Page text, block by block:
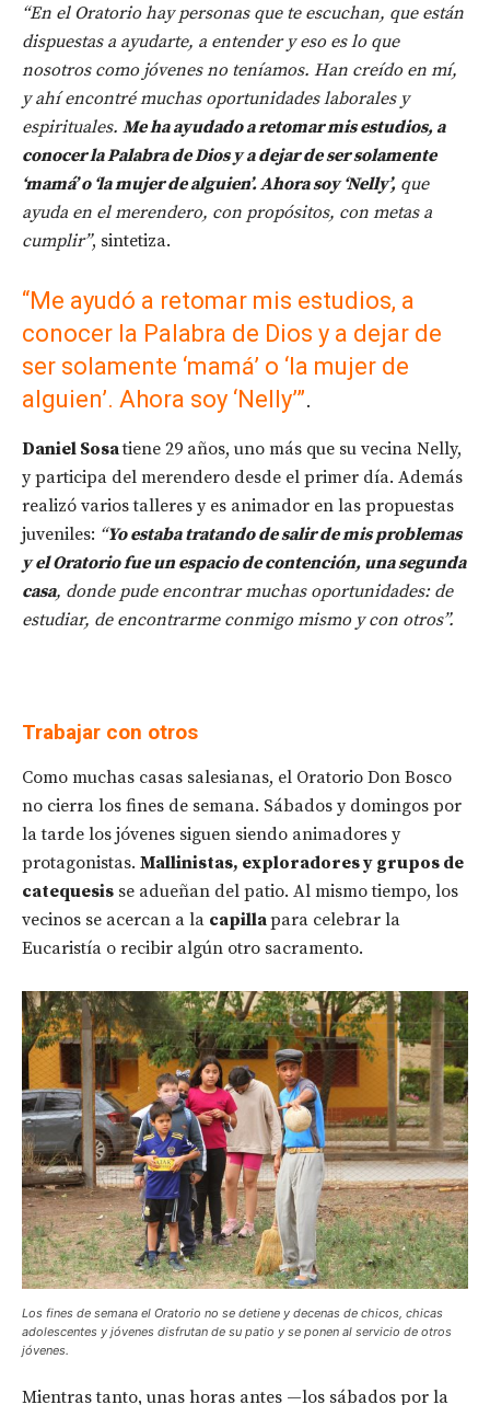
“En el Oratorio hay personas que te escuchan, que están
dispuestas a ayudarte, a entender y eso es lo que
nosotros como jóvenes no teníamos. Han creído en mí,
y ahí encontré muchas oportunidades laborales y
espirituales. Me ha ayudado a retomar mis estudios, a
conocer la Palabra de Dios y a dejar de ser solamente
‘mamá’ o ‘la mujer de alguien’. Ahora soy ‘Nelly’, que
ayuda en el merendero, con propósitos, con metas a
cumplir”, sintetiza.
“Me ayudó a retomar mis estudios, a
conocer la Palabra de Dios y a dejar de
ser solamente ‘mamá’ o ‘la mujer de
alguien’. Ahora soy ‘Nelly’”.
Daniel Sosatiene 29 años, uno más que su vecina Nelly,
y participa del merendero desde el primer día. Además
realizó varios talleres y es animador en las propuestas
juveniles: “Yo estaba tratando de salir de mis problemas
y el Oratorio fue un espacio de contención, una segunda
casa, donde pude encontrar muchas oportunidades: de
estudiar, de encontrarme conmigo mismo y con otros”.
Trabajar con otros
Como muchas casas salesianas, el Oratorio Don Bosco
no cierra los fines de semana. Sábados y domingos por
la tarde los jóvenes siguen siendo animadores y
protagonistas. Mallinistas, exploradores y grupos de
catequesis se adueñan del patio. Al mismo tiempo, los
vecinos se acercan a la capillapara celebrar la
Eucaristía o recibir algún otro sacramento.
Los fines de semana el Oratorio no se detiene y decenas de chicos, chicas
adolescentes y jóvenes disfrutan de su patio y se ponen al servicio de otros
jóvenes.
Mientras tanto, unas horas antes —los sábados por la